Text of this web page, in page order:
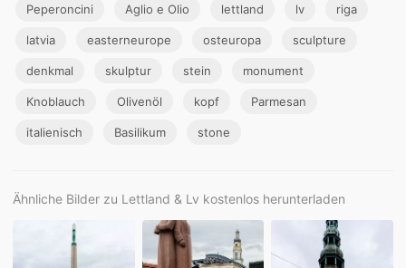
Peperoncini Aglio e Olio lettland lv riga
latvia easterneurope osteuropa sculpture
denkmal skulptur stein monument
Knoblauch Olivenöl kopf Parmesan
italienisch Basilikum stone
Ähnliche Bilder zu Lettland & Lv kostenlos herunterladen